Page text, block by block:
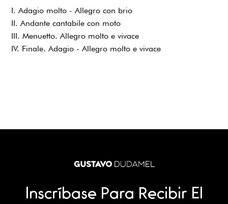
I. Adagio molto - Allegro con brio
II. Andante cantabile con moto
III. Menuetto. Allegro molto e vivace
IV. Finale. Adagio - Allegro molto e vivace
Inscríbase Para Recibir El